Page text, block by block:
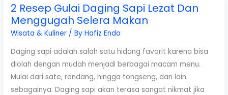
2 Resep Gulai Daging Sapi Lezat Dan
Menggugah Selera Makan
Wisata & Kuliner / ByHafiz Endo
Daging sapi adalah salah satu hidang favorit karena bisa
diolah dengan mudah menjadi berbagai macam menu.
Mulai dari sate, rendang, hingga tongseng, dan lain
sebagainya. Daging sapi akan terasa sangat nikmat jika